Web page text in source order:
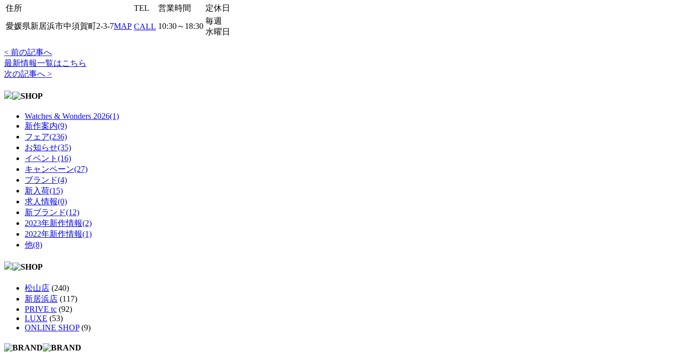
住所
TEL 営業時間 定休日
愛媛県新居浜市中須賀町2-3-7MAP CALL 10:30～18:30
毎週
水曜日
< 前の記事へ
最新情報一覧はこちら
次の記事へ >
Watches & Wonders 2026(1)
新作案内(9)
フェア(236)
お知らせ(35)
イベント(16)
キャンペーン(27)
ブランド(4)
新入荷(15)
求人情報(0)
新ブランド(12)
2023年新作情報(2)
2022年新作情報(1)
他(8)
松山店 (240)
新居浜店 (117)
PRIVE tc (92)
LUXE (53)
ONLINE SHOP(9)